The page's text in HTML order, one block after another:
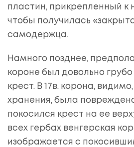
пластин, прикрепленный к
чтобы получилась
самодержца.
Намного позднее,
короне был довольно
крест. В 17в. корона,
хранения, была
покосился крест на ее
всех гербах венгерская
изображается с